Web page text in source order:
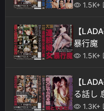
1.5K+
【
暴行魔
1.5K+
【
る話し
1.3K+